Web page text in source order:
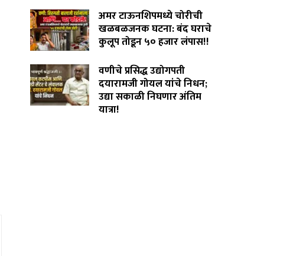
अमर टाऊनशिपमध्ये चोरीची
खळबळजनक घटना: बंद घराचे
कुलूप तोडून ५० हजार लंपास!!
वणीचे प्रसिद्ध उद्योगपती
दयारामजी गोयल यांचे निधन;
उद्या सकाळी निघणार अंतिम
यात्रा!